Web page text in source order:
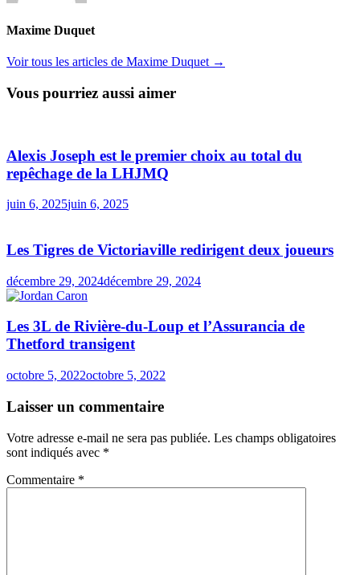
Maxime Duquet
Voir tous les articles de Maxime Duquet →
Vous pourriez aussi aimer
Alexis Joseph est le premier choix au total du
repêchage de la LHJMQ
juin 6, 2025juin 6, 2025
Les Tigres de Victoriaville redirigent deux joueurs
décembre 29, 2024décembre 29, 2024
Les 3L de Rivière-du-Loup et l’Assurancia de
Thetford transigent
octobre 5, 2022octobre 5, 2022
Laisser un commentaire
Votre adresse e-mail ne sera pas publiée. Les champs obligatoires
sont indiqués avec *
Commentaire *